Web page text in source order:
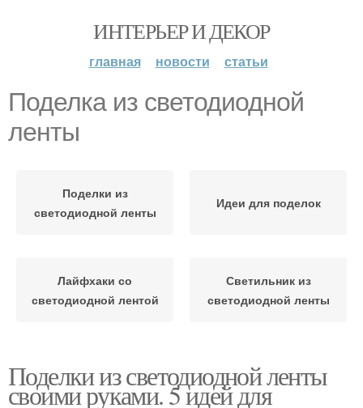
ИНТЕРЬЕР И ДЕКОР
главная новости статьи
Поделка из светодиодной
ленты
Поделки из
светодиодной ленты
Идеи для поделок
Лайфхаки со
светодиодной лентой
Светильник из
светодиодной ленты
Поделки из светодиодной ленты
своими руками. 5 идей для